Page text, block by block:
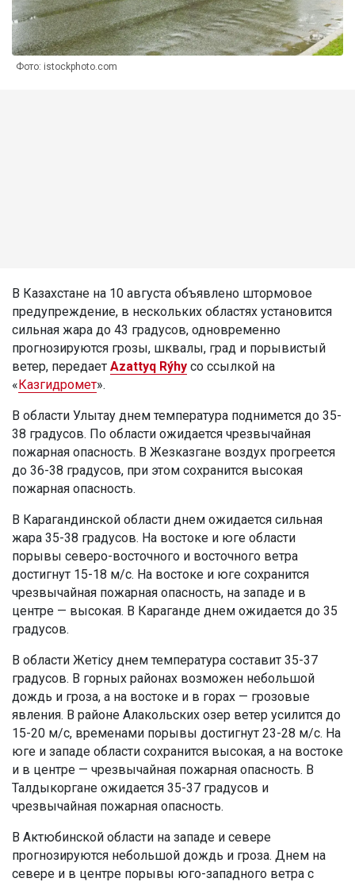
Фото: istockphoto.com
В Казахстане на 10 августа объявлено штормовое
предупреждение, в нескольких областях установится
сильная жара до 43 градусов, одновременно
прогнозируются грозы, шквалы, град и порывистый
ветер, передает Azattyq Rýhy со ссылкой на
«Казгидромет».
В области Улытау днем температура поднимется до 35-
38 градусов. По области ожидается чрезвычайная
пожарная опасность. В Жезказгане воздух прогреется
до 36-38 градусов, при этом сохранится высокая
пожарная опасность.
В Карагандинской области днем ожидается сильная
жара 35-38 градусов. На востоке и юге области
порывы северо-восточного и восточного ветра
достигнут 15-18 м/с. На востоке и юге сохранится
чрезвычайная пожарная опасность, на западе и в
центре — высокая. В Караганде днем ожидается до 35
градусов.
В области Жетісу днем температура составит 35-37
градусов. В горных районах возможен небольшой
дождь и гроза, а на востоке и в горах — грозовые
явления. В районе Алакольских озер ветер усилится до
15-20 м/с, временами порывы достигнут 23-28 м/с. На
юге и западе области сохранится высокая, а на востоке
и в центре — чрезвычайная пожарная опасность. В
Талдыкоргане ожидается 35-37 градусов и
чрезвычайная пожарная опасность.
В Актюбинской области на западе и севере
прогнозируются небольшой дождь и гроза. Днем на
севере и в центре порывы юго-западного ветра с